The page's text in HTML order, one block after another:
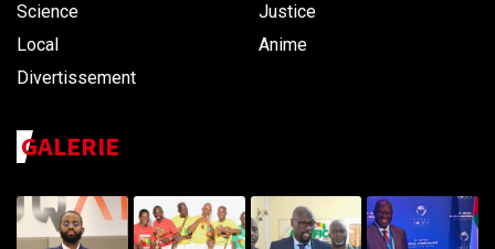
Science
Justice
Local
Anime
Divertissement
GALERIE